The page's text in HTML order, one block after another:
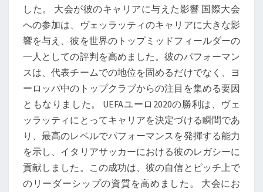
した。 大会が彼のキャリアに与えた影響 国際大会
への参加は、ヴェッラッティのキャリアに大きな影
響を与え、彼を世界のトップミッドフィールダーの
一人としての評判を高めました。彼のパフォーマン
スは、代表チームでの地位を固めるだけでなく、ヨ
ーロッパ中のトップクラブからの注目を集める要因
ともなりました。 UEFAユーロ2020の勝利は、ヴェ
ッラッティにとってキャリアを決定づける瞬間であ
り、最高のレベルでパフォーマンスを発揮する能力
を示し、イタリアサッカーにおける彼のレガシーに
貢献しました。この成功は、彼の自信とピッチ上で
のリーダーシップの資質を高めました。 大会にお